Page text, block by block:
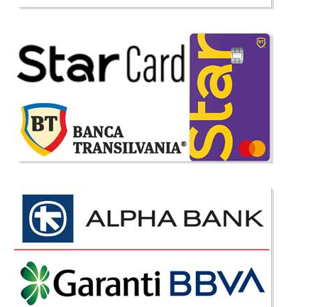
Mobila Bucatarie Alb Lucios Polka
Set Complet Mobila Bucatarie Alb Lucios - Polka Modelul de bucatarie
Polka este fabricat in Franta si este decorat in alb modern cu fronturi
2.042 Lei
Pret Redus1.682 Lei
Stoc Epuizat - Indisponibil